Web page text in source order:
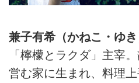
兼子有希（かねこ・ゆき
「檸檬とラクダ」主宰
営む家に生まれ、料理